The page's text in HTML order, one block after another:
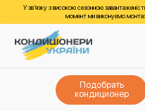
У зв’язку з високою сезонною
момент ми виконуємо
Подобрать
кондиционер